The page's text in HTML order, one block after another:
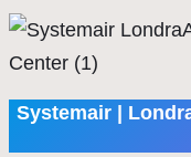
Systemair |